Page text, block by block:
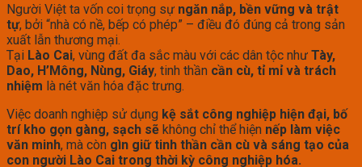
Người Việt ta vốn coi trọng sự ngăn nắp, bền vững và trật
tự, bởi “nhà có nề, bếp có phép” – điều đó đúng cả trong sản
xuất lẫn thương mại.
Tại Lào Cai, vùng đất đa sắc màu với các dân tộc như Tày,
Dao, H’Mông, Nùng, Giáy, tinh thần cần cù, tỉ mỉ và trách
nhiệm là nét văn hóa đặc trưng.
Việc doanh nghiệp sử dụng kệ sắt công nghiệp hiện đại, bố
trí kho gọn gàng, sạch sẽ không chỉ thể hiện nếp làm việc
văn minh, mà còn gìn giữ tinh thần cần cù và sáng tạo của
con người Lào Cai trong thời kỳ công nghiệp hóa.